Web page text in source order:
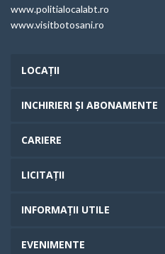
www.politialocalabt.ro
www.visitbotosani.ro
LOCAȚII
INCHIRIERI ȘI ABONAMENTE
CARIERE
LICITAȚII
INFORMAȚII UTILE
EVENIMENTE